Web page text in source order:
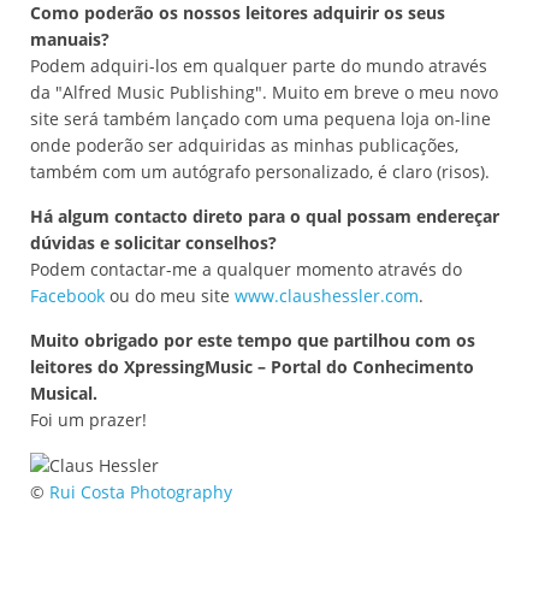
Como poderão os nossos leitores adquirir os seus
manuais?
Podem adquiri-los em qualquer parte do mundo através
da "Alfred Music Publishing". Muito em breve o meu novo
site será também lançado com uma pequena loja on-line
onde poderão ser adquiridas as minhas publicações,
também com um autógrafo personalizado, é claro (risos).
Há algum contacto direto para o qual possam endereçar
dúvidas e solicitar conselhos?
Podem contactar-me a qualquer momento através do
Facebook ou do meu site www.claushessler.com.
Muito obrigado por este tempo que partilhou com os
leitores do XpressingMusic – Portal do Conhecimento
Musical.
Foi um prazer!
© Rui Costa Photography